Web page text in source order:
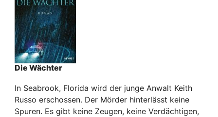
Die Wächter
In Seabrook, Florida wird der junge Anwalt Keith
Russo erschossen. Der Mörder hinterlässt keine
Spuren. Es gibt keine Zeugen, keine Verdächtigen,